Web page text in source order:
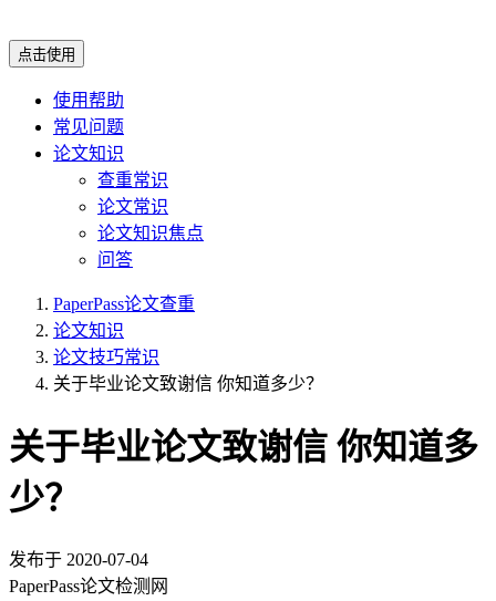
点击使用
使用帮助
常见问题
论文知识
查重常识
论文常识
论文知识焦点
问答
PaperPass论文查重
论文知识
论文技巧常识
关于毕业论文致谢信 你知道多少？
关于毕业论文致谢信 你知道多
少？
发布于 2020-07-04
PaperPass论文检测网